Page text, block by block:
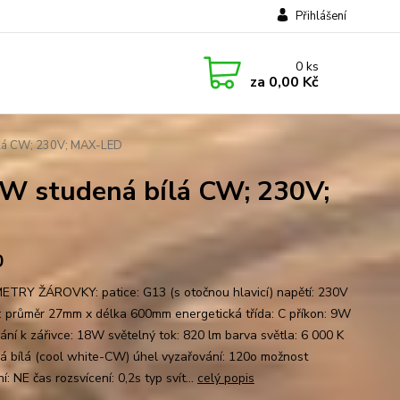
Přihlášení
0ks
za 0,00 Kč
CW; 230V; MAX-LED
studená bílá CW; 230V;
ŽÁROVKY: patice: G13 (s otočnou hlavicí) napětí: 230V
průměr 27mm x délka 600mm energetická třída: C příkon: 9W
k zářivce: 18W světelný tok: 820 lm barva světla: 6 000 K
bílá (cool white-CW) úhel vyzařování: 120o možnost
NE čas rozsvícení: 0,2s typ svít... celý popis